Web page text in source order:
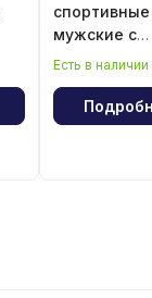
спортивные
мужские с
лампасами
Есть в наличии